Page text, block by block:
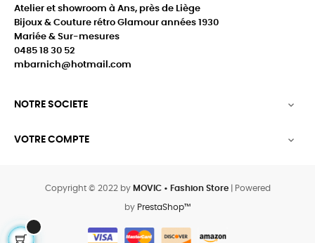
Atelier et showroom à Ans, près de Liège
Bijoux & Couture rétro Glamour années 1930
Mariée & Sur-mesures
0485 18 30 52
mbarnich@hotmail.com
NOTRE SOCIETE 
VOTRE COMPTE 
Copyright © 2022 by MOVIC • Fashion Store| Powered
by PrestaShop™